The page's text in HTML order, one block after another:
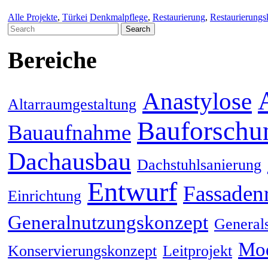
Alle Projekte, Türkei Denkmalpflege, Restaurierung,
Search
for:
Bereiche
Altarraumgestaltung Anastylose
Bauaufnahme
Dachausbau Dachstuhlsanierung
Einrichtung Entwurf
Generalnutzungskonzept
Konservierungskonzept Leitprojekt